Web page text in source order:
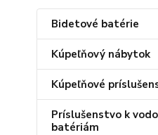
Bidetové batérie
Kúpeľňový nábytok
Kúpeľňové
Príslušenstvo k
batériám